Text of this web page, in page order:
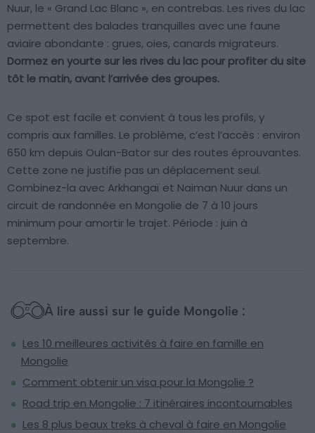
Nuur, le « Grand Lac Blanc », en contrebas. Les rives du lac
permettent des balades tranquilles avec une faune
aviaire abondante : grues, oies, canards migrateurs.
Dormez en yourte sur les rives du lac pour profiter du site
tôt le matin, avant l’arrivée des groupes.
Ce spot est facile et convient à tous les profils, y
compris aux familles. Le problème, c’est l’accès : environ
650 km depuis Oulan-Bator sur des routes éprouvantes.
Cette zone ne justifie pas un déplacement seul.
Combinez-la avec Arkhangaï et Naiman Nuur dans un
circuit de randonnée en Mongolie de 7 à 10 jours
minimum pour amortir le trajet. Période : juin à
septembre.
À lire aussi sur le guide Mongolie :
Les 10 meilleures activités à faire en famille en
Mongolie
Comment obtenir un visa pour la Mongolie ?
Road trip en Mongolie : 7 itinéraires incontournables
Les 8 plus beaux treks à cheval à faire en Mongolie